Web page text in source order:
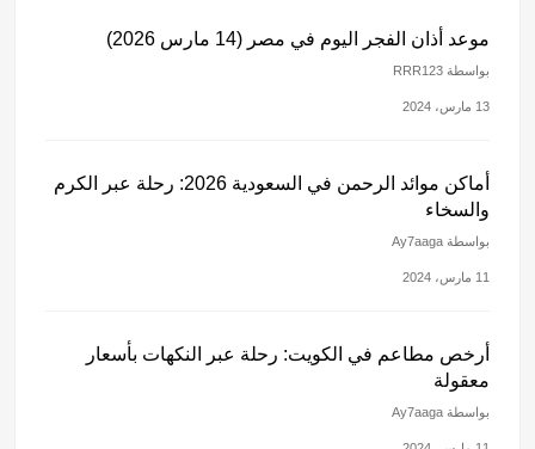
موعد أذان الفجر اليوم في مصر (14 مارس 2026)
بواسطة RRR123
13 مارس، 2024
أماكن موائد الرحمن في السعودية 2026: رحلة عبر الكرم
والسخاء
بواسطة Ay7aaga
11 مارس، 2024
أرخص مطاعم في الكويت: رحلة عبر النكهات بأسعار
معقولة
بواسطة Ay7aaga